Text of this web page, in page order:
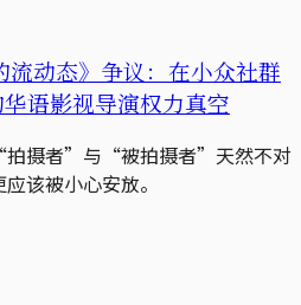
流动态》争议：在小众社群
语影视导演权力真空
拍摄者”与“被拍摄者”天然不对
该被小心安放。